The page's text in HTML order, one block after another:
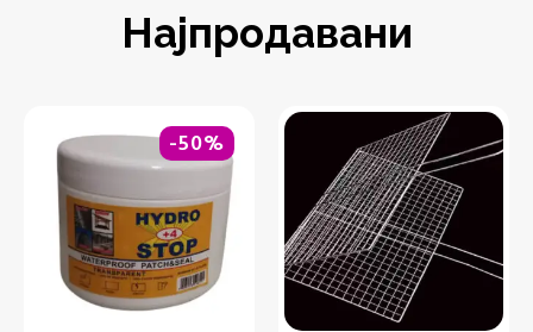
Најпродавани
-50%